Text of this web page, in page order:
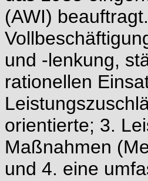
(AWI)
und -lenkung,
rationellen
orientierte; 3.
Maßnahmen
und 4. eine